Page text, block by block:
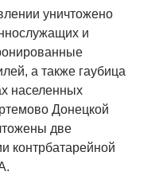
уничтожено
и
а также гаубица
населенных
Донецкой
две
контрбатарейной